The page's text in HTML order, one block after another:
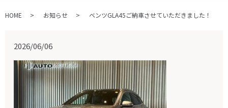
HOME お知らせ ベンツGLA45ご納車させていただきました！
2026/06/06